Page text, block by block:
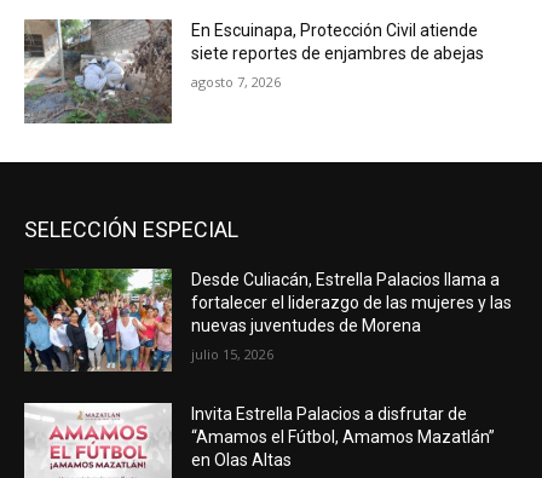
En Escuinapa, Protección Civil atiende
siete reportes de enjambres de abejas
agosto 7, 2026
SELECCIÓN ESPECIAL
Desde Culiacán, Estrella Palacios llama a
fortalecer el liderazgo de las mujeres y las
nuevas juventudes de Morena
julio 15, 2026
Invita Estrella Palacios a disfrutar de
“Amamos el Fútbol, Amamos Mazatlán”
en Olas Altas